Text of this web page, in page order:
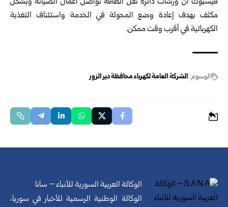
مكثف بهدف إعادة وضع المحولة في الخدمة واستئناف التغذية
الكهربائية في أقرب وقت ممكن.
الوسوم: الشركة العامة لكهرباء محافظة دير الزور
الوكالة العربية السورية للأنباء – سانا
الوكالة الوطنية الرسمية للأخبار في سوريا،